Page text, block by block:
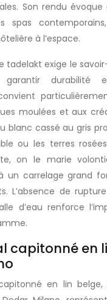
Son rendu
spas
à l’espace.
tadelakt exige le
garantir durabilité
moulées et aux
blanc cassé au gris
ou les terres
on le marie
un carrelage grand
L’absence de
d’eau renforce
capitonné en
en lin belge,